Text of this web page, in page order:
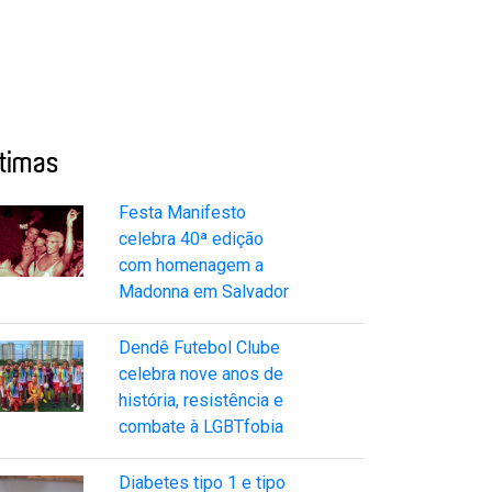
Festa Manifesto
celebra 40ª edição
com homenagem a
Madonna em Salvador
Dendê Futebol Clube
celebra nove anos de
história, resistência e
combate à LGBTfobia
Diabetes tipo 1 e tipo